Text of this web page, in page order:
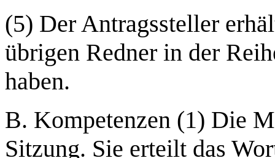
(5) Der Antragssteller
übrigen Redner in der
haben.
B. Kompetenzen (1) Die
Sitzung. Sie erteilt das